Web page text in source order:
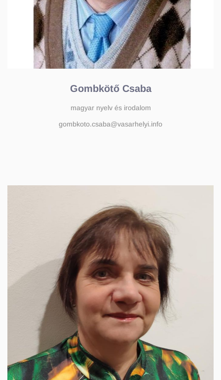
Gombkötő Csaba
magyar nyelv és irodalom
gombkoto.csaba@vasarhelyi.info